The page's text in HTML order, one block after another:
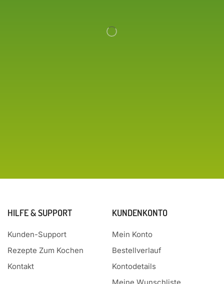
HILFE & SUPPORT
Kunden-Support
Rezepte Zum Kochen
Kontakt
KUNDENKONTO
Mein Konto
Bestellverlauf
Kontodetails